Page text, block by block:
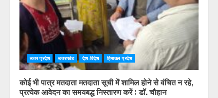
उत्तर प्रदेश उत्तराखंड देश-विदेश हिमाचल प्रदेश
कोई भी पात्र मतदाता मतदाता सूची में शामिल होने से वंचित न रहे,
प्रत्येक आवेदन का समयबद्ध निस्तारण करें : डॉ. चौहान